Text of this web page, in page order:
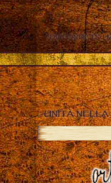
“DIFFONDETE I
UNITÀ